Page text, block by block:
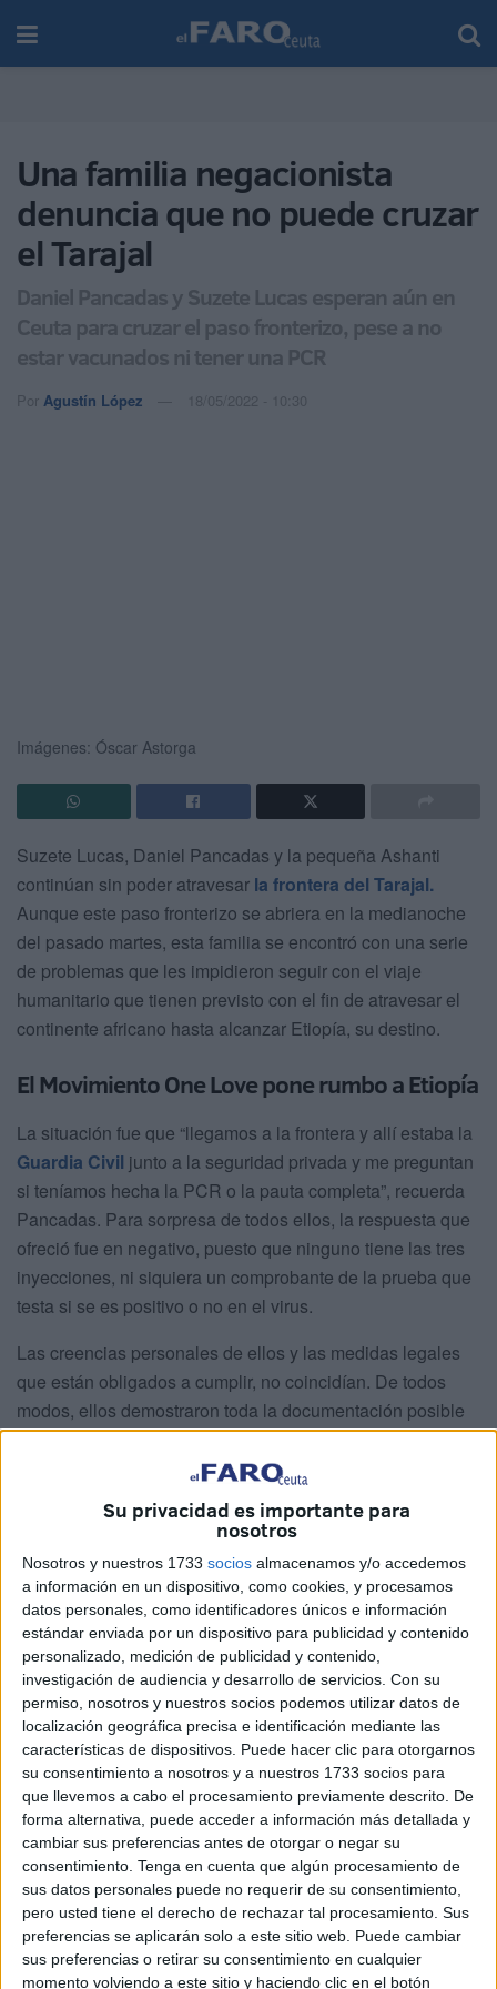
Su privacidad es importante para
nosotros
Nosotros y nuestros 1733 socios almacenamos y/o accedemos
a información en un dispositivo, como cookies, y procesamos
datos personales, como identificadores únicos e información
estándar enviada por un dispositivo para publicidad y contenido
personalizado, medición de publicidad y contenido,
investigación de audiencia y desarrollo de servicios. Con su
permiso, nosotros y nuestros socios podemos utilizar datos de
localización geográfica precisa e identificación mediante las
características de dispositivos. Puede hacer clic para otorgarnos
su consentimiento a nosotros y a nuestros 1733 socios para
que llevemos a cabo el procesamiento previamente descrito. De
forma alternativa, puede acceder a información más detallada y
cambiar sus preferencias antes de otorgar o negar su
consentimiento. Tenga en cuenta que algún procesamiento de
sus datos personales puede no requerir de su consentimiento,
pero usted tiene el derecho de rechazar tal procesamiento. Sus
preferencias se aplicarán solo a este sitio web. Puede cambiar
sus preferencias o retirar su consentimiento en cualquier
momento volviendo a este sitio y haciendo clic en el botón
Una familia negacionista
denuncia que no puede cruzar
el Tarajal
Daniel Pancadas y Suzete Lucas esperan aún en
Ceuta para cruzar el paso fronterizo, pese a no
estar vacunados ni tener una PCR
Por Agustín López 18/05/2022 - 10:30
Imágenes: Óscar Astorga
Suzete Lucas, Daniel Pancadas y la pequeña Ashanti
continúan sin poder atravesar la frontera del Tarajal.
Aunque este paso fronterizo se abriera en la medianoche
del pasado martes, esta familia se encontró con una serie
de problemas que les impidieron seguir con el viaje
humanitario que tienen previsto con el fin de atravesar el
continente africano hasta alcanzar Etiopía, su destino.
El Movimiento One Love pone rumbo a Etiopía
La situación fue que “llegamos a la frontera y allí estaba la
Guardia Civil junto a la seguridad privada y me preguntan
si teníamos hecha la PCR o la pauta completa”, recuerda
Pancadas. Para sorpresa de todos ellos, la respuesta que
ofreció fue en negativo, puesto que ninguno tiene las tres
inyecciones, ni siquiera un comprobante de la prueba que
testa si se es positivo o no en el virus.
Las creencias personales de ellos y las medidas legales
que están obligados a cumplir, no coincidían. De todos
modos, ellos demostraron toda la documentación posible
para así seguir posteriormente con el viaje. Y ejemplo de
ello es que “tenemos aquí procesos de tribunales que
estamos contagiados”, rebate Pancadas con los papeles
en la mano.
Su compañera de viaje y con la que tuvo a Ashanti, Suzete
Lucas, cuestiona el modo de trabajar de algunos cuerpos
de seguridad. “El trabajo de ellos es proteger a la gente, no
estar preguntando si estás vacunado o no”, expresa con un
tono áspero. El carácter malhumorado se palpa en el
ambiente.
Todo quedó en vano, no les sirvió de nada toda
demostración que hicieron esa noche. Detrás de esta
realidad se esconde la poca credibilidad que dan a la
vacunación de la Covid-19. No se amparan en los
beneficios de inmunización que ha surtido en la población
mundial, la cual sirvió y continúa sirviendo para rebajar el
número de víctimas mortales, así como de contagios.